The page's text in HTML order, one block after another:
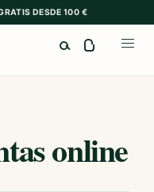
DESDE 100 €
online